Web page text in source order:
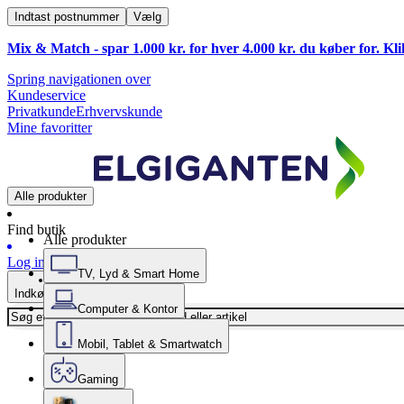
Indtast postnummer Vælg
Mix & Match - spar 1.000 kr. for hver 4.000 kr. du køber for.
Spring navigationen over
Kundeservice
PrivatkundeErhvervskunde
Mine favoritter
Alle produkter
Find butik
Log ind
Indkøbskurv
Alle produkter
TV, Lyd & Smart Home
Computer & Kontor
Mobil, Tablet & Smartwatch
Gaming